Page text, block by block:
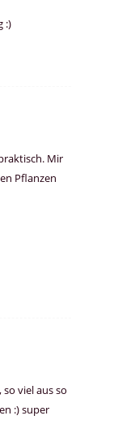
:)
Mir
Pflanzen
viel aus so
:) super